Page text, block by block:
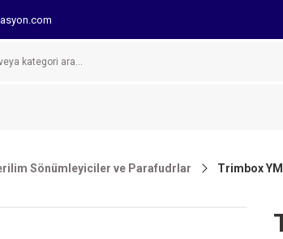
Sönümleyiciler ve Parafudrlar Trimbox